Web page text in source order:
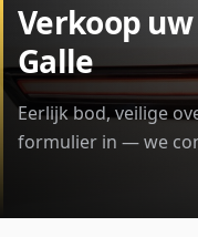
Verkoop
Galle
Eerlijk bod, veilige
formulier in — we